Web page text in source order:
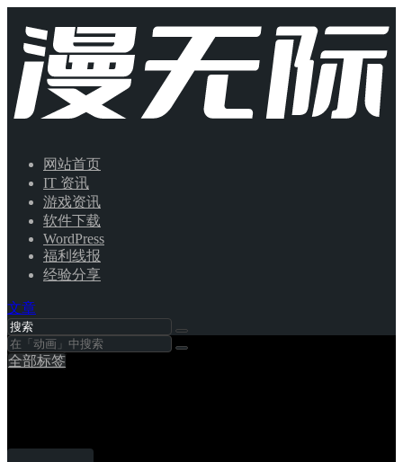
网站首页
IT 资讯
游戏资讯
软件下载
WordPress
福利线报
经验分享
文章
全部标签